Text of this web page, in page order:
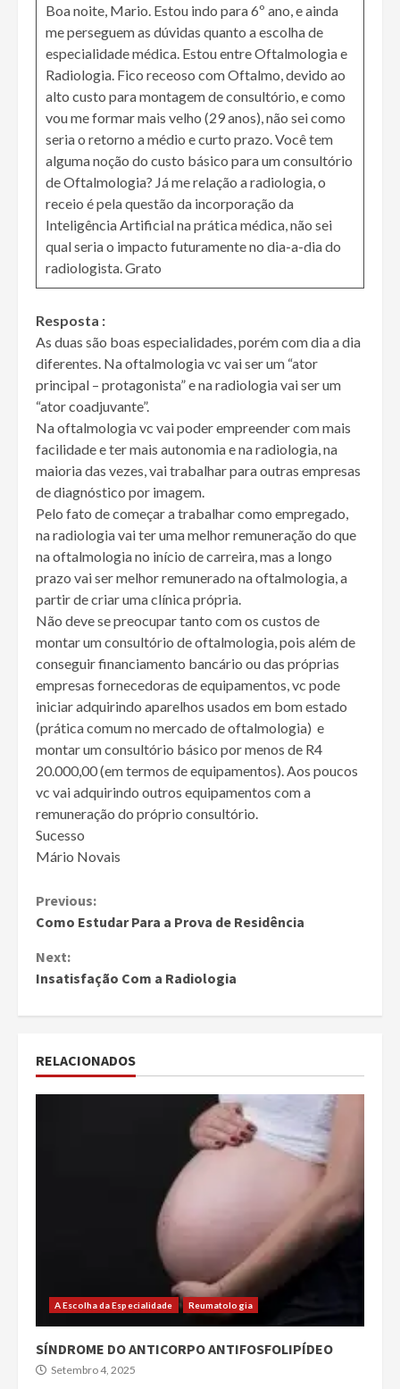
Boa noite, Mario. Estou indo para 6º ano, e ainda
me perseguem as dúvidas quanto a escolha de
especialidade médica. Estou entre Oftalmologia e
Radiologia. Fico receoso com Oftalmo, devido ao
alto custo para montagem de consultório, e como
vou me formar mais velho (29 anos), não sei como
seria o retorno a médio e curto prazo. Você tem
alguma noção do custo básico para um consultório
de Oftalmologia? Já me relação a radiologia, o
receio é pela questão da incorporação da
Inteligência Artificial na prática médica, não sei
qual seria o impacto futuramente no dia-a-dia do
radiologista. Grato
Resposta :
As duas são boas especialidades, porém com dia a dia
diferentes. Na oftalmologia vc vai ser um “ator
principal – protagonista” e na radiologia vai ser um
“ator coadjuvante”.
Na oftalmologia vc vai poder empreender com mais
facilidade e ter mais autonomia e na radiologia, na
maioria das vezes, vai trabalhar para outras empresas
de diagnóstico por imagem.
Pelo fato de começar a trabalhar como empregado,
na radiologia vai ter uma melhor remuneração do que
na oftalmologia no início de carreira, mas a longo
prazo vai ser melhor remunerado na oftalmologia, a
partir de criar uma clínica própria.
Não deve se preocupar tanto com os custos de
montar um consultório de oftalmologia, pois além de
conseguir financiamento bancário ou das próprias
empresas fornecedoras de equipamentos, vc pode
iniciar adquirindo aparelhos usados em bom estado
(prática comum no mercado de oftalmologia) e
montar um consultório básico por menos de R4
20.000,00 (em termos de equipamentos). Aos poucos
vc vai adquirindo outros equipamentos com a
remuneração do próprio consultório.
Sucesso
Mário Novais
Continue
Previous:
Como Estudar Para a Prova de Residência
Next:
Insatisfação Com a Radiologia
RELACIONADOS
A Escolha da Especialidade Reumatologia
SÍNDROME DO ANTICORPO ANTIFOSFOLIPÍDEO
Setembro 4, 2025